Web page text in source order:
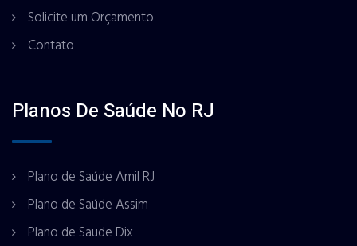
Solicite um Orçamento
Contato
Planos De Saúde No RJ
Plano de Saúde Amil RJ
Plano de Saúde Assim
Plano de Saude Dix